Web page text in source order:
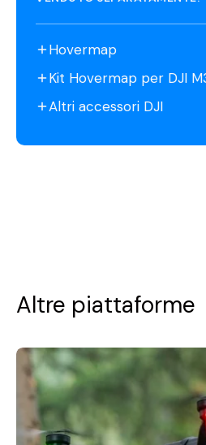
Hovermap
Kit Hovermap per DJI
Altri accessori DJI
Altre piattaforme